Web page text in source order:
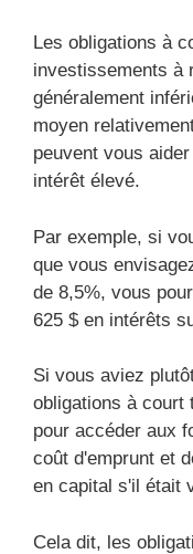
Les obligations à
investissements à
généralement
moyen
peuvent vous
intérêt élevé.
Par exemple, si
que vous
de 8,5%, vous
625 $ en intérêts
Si vous aviez
obligations à court
pour accéder aux
coût d'emprunt et
en capital s'il était
Cela dit, les